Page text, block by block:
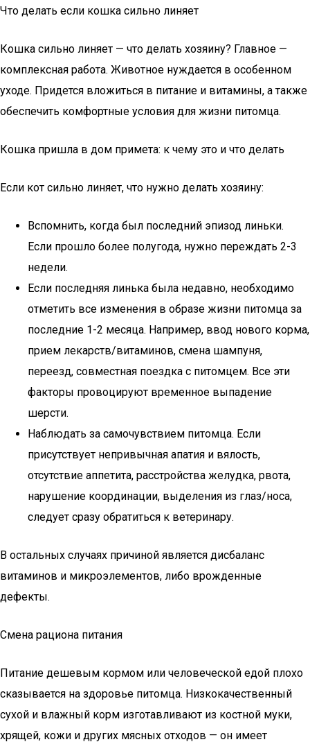
Что делать если кошка сильно линяет
Кошка сильно линяет — что делать хозяину? Главное —
комплексная работа. Животное нуждается в особенном
уходе. Придется вложиться в питание и витамины, а также
обеспечить комфортные условия для жизни питомца.
Кошка пришла в дом примета: к чему это и что делать
Если кот сильно линяет, что нужно делать хозяину:
Вспомнить, когда был последний эпизод линьки.
Если прошло более полугода, нужно переждать 2-3
недели.
Если последняя линька была недавно, необходимо
отметить все изменения в образе жизни питомца за
последние 1-2 месяца. Например, ввод нового корма,
прием лекарств/витаминов, смена шампуня,
переезд, совместная поездка с питомцем. Все эти
факторы провоцируют временное выпадение
шерсти.
Наблюдать за самочувствием питомца. Если
присутствует непривычная апатия и вялость,
отсутствие аппетита, расстройства желудка, рвота,
нарушение координации, выделения из глаз/носа,
следует сразу обратиться к ветеринару.
В остальных случаях причиной является дисбаланс
витаминов и микроэлементов, либо врожденные
дефекты.
Смена рациона питания
Питание дешевым кормом или человеческой едой плохо
сказывается на здоровье питомца. Низкокачественный
сухой и влажный корм изготавливают из костной муки,
хрящей, кожи и других мясных отходов — он имеет